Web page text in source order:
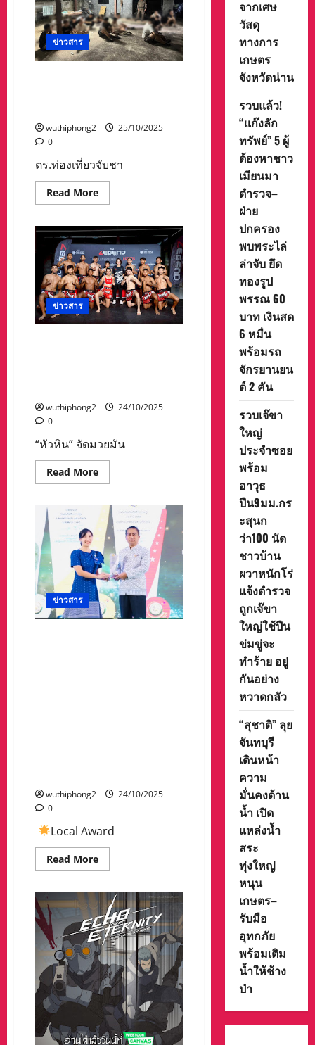
กรรมการ
อำนวย
การ
สภา
สังคมสงเคราะห์
แห่ง
ประเทศไทย
รัตน
ศิลา
กรรมการ
บริหาร
สมา
คมฯ
:
บุญ
ทอด
กฐิน
สามัคคี
สภา
สังคมสงเคราะห์
แห่ง
ประเทศไทย
ใน
พระบรม
นา
ข่าวสาร
wuthiphong2
25/10/2025
0
ตร.ท่องเที่ยวจับชา
Read MoreRead
more
เที่ยว
จับ
ชาว
จีน
19
คน
หนี
ตาย
มา
จาก
ข่าวสาร
wuthiphong2
24/10/2025
0
“หัวหิน” จัดมวยมัน
Read MoreRead
more
จัด
มวย
มันส์
‘LEGEND
FIGHTING
CHAMPIONSHIPS
2025’
ยก
ระดับ
นคร
หัวหิน
เป็น
ข่าวสาร
wuthiphong2
24/10/2025
0
Local Award
Read MoreRead
more
สาว
ภัทร
าวดี
นิ
โรจน์
รอง
นายก
เทศมนตรี
นคร
นครสวรรค์
ใน
นาม
เทศบาล
นคร
นครสวรรค์
จากเศษ
วัสดุ
ทางการ
เกษตร
จังหวัดน่าน
รวบแล้ว!
“แก๊งลัก
ทรัพย์” 5 ผู้
ต้องหาชาว
เมียนมา
ตำรวจ–
ฝ่าย
ปกครอง
พบพระไล่
ล่าจับ ยึด
ทองรูป
พรรณ 60
บาท เงินสด
6 หมื่น
พร้อมรถ
จักรยานยน
ต์ 2 คัน
รวบเจ๊ขา
ใหญ่
ประจำซอย
พร้อม
อาวุธ
ปืน9มม.กร
ะสุนก
ว่า100 นัด
ชาวบ้าน
ผวาหนักโร่
แจ้งตำรวจ
ถูกเจ๊ขา
ใหญ่ใช้ปืน
ข่มขู่จะ
ทำร้าย อยู่
กันอย่าง
หวาดกลัว
“สุชาติ” ลุย
จันทบุรี
เดินหน้า
ความ
มั่นคงด้าน
น้ำ เปิด
แหล่งน้ำ
สระ
ทุ่งใหญ่
หนุน
เกษตร–
รับมือ
อุทกภัย
พร้อมเติม
น้ำให้ช้าง
ป่า